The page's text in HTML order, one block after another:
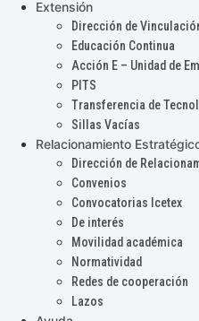
Extensión
Dirección de
Educación Continua
Acción E – Unidad de
PITS
Transferencia de
Sillas Vacías
Relacionamiento
Dirección de
Convenios
Convocatorias Icetex
De interés
Movilidad académica
Normatividad
Redes de cooperación
Lazos